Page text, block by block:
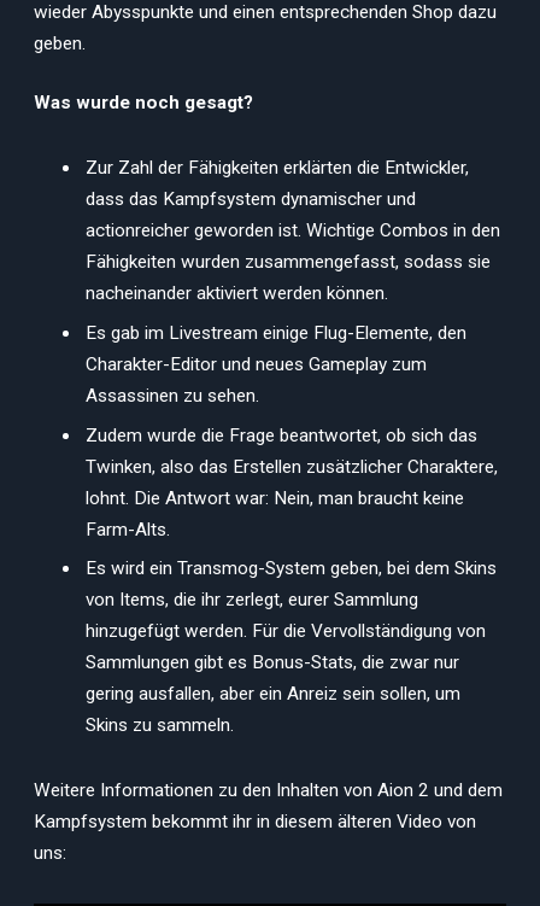
wieder Abysspunkte und einen entsprechenden Shop dazu
geben.
Was wurde noch gesagt?
Zur Zahl der Fähigkeiten erklärten die Entwickler,
dass das Kampfsystem dynamischer und
actionreicher geworden ist. Wichtige Combos in den
Fähigkeiten wurden zusammengefasst, sodass sie
nacheinander aktiviert werden können.
Es gab im Livestream einige Flug-Elemente, den
Charakter-Editor und neues Gameplay zum
Assassinen zu sehen.
Zudem wurde die Frage beantwortet, ob sich das
Twinken, also das Erstellen zusätzlicher Charaktere,
lohnt. Die Antwort war: Nein, man braucht keine
Farm-Alts.
Es wird ein Transmog-System geben, bei dem Skins
von Items, die ihr zerlegt, eurer Sammlung
hinzugefügt werden. Für die Vervollständigung von
Sammlungen gibt es Bonus-Stats, die zwar nur
gering ausfallen, aber ein Anreiz sein sollen, um
Skins zu sammeln.
Weitere Informationen zu den Inhalten von Aion 2 und dem
Kampfsystem bekommt ihr in diesem älteren Video von
uns: